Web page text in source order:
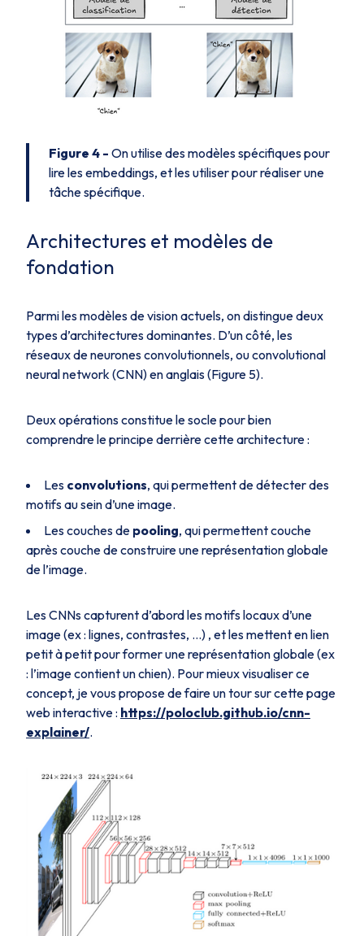
Figure 4 - On utilise des modèles spécifiques pour
lire les embeddings, et les utiliser pour réaliser une
tâche spécifique.
Architectures et modèles de
fondation
Parmi les modèles de vision actuels, on distingue deux
types d’architectures dominantes. D’un côté, les
réseaux de neurones convolutionnels, ou convolutional
neural network (CNN) en anglais (Figure 5).
Deux opérations constitue le socle pour bien
comprendre le principe derrière cette architecture :
Les convolutions, qui permettent de détecter des
motifs au sein d’une image.
Les couches de pooling, qui permettent couche
après couche de construire une représentation globale
de l’image.
Les CNNs capturent d’abord les motifs locaux d’une
image (ex : lignes, contrastes, …) , et les mettent en lien
petit à petit pour former une représentation globale (ex
: l’image contient un chien). Pour mieux visualiser ce
concept, je vous propose de faire un tour sur cette page
web interactive : https://poloclub.github.io/cnn-
explainer/.